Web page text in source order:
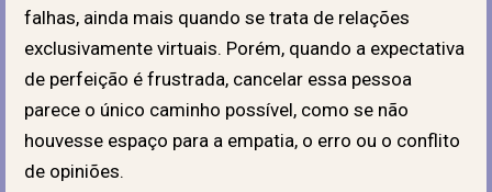
falhas, ainda mais quando se trata de relações
exclusivamente virtuais. Porém, quando a expectativa
de perfeição é frustrada, cancelar essa pessoa
parece o único caminho possível, como se não
houvesse espaço para a empatia, o erro ou o conflito
de opiniões.